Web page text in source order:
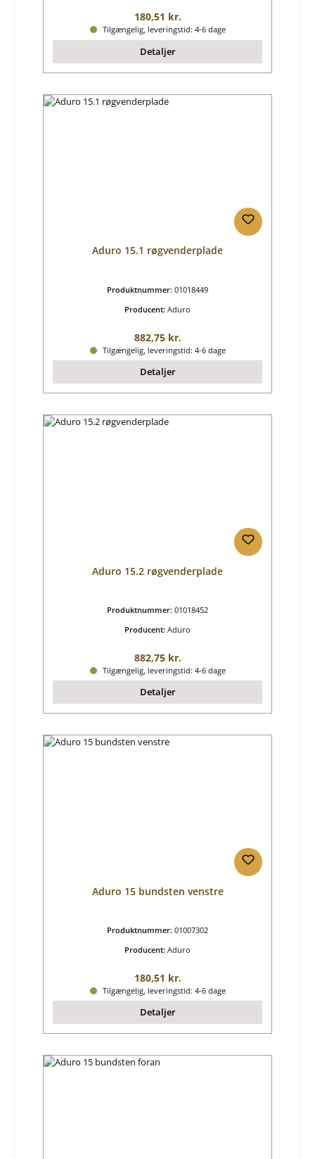
Almindelig pris:
180,51 kr.
Tilgængelig, leveringstid: 4-6 dage
Detaljer
Aduro 15.1 røgvenderplade
Produktnummer: 01018449
Producent: Aduro
Almindelig pris:
882,75 kr.
Tilgængelig, leveringstid: 4-6 dage
Detaljer
Aduro 15.2 røgvenderplade
Produktnummer: 01018452
Producent: Aduro
Almindelig pris:
882,75 kr.
Tilgængelig, leveringstid: 4-6 dage
Detaljer
Aduro 15 bundsten venstre
Produktnummer: 01007302
Producent: Aduro
Almindelig pris:
180,51 kr.
Tilgængelig, leveringstid: 4-6 dage
Detaljer